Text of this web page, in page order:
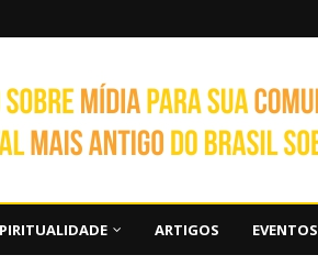
ARTIGOS EVENTOS